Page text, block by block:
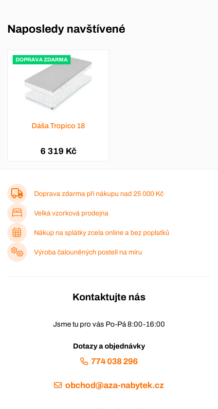
Naposledy navštívené
DOPRAVA ZDARMA
Dáša Tropico 18
6 319 Kč
Doprava zdarma při nákupu nad 25 000 Kč
Velká vzorková prodejna
Nákup na splátky zcela online a bez poplatků
Výroba čalouněných postelí na míru
Kontaktujte nás
Jsme tu pro vás Po-Pá 8:00-16:00
Dotazy a objednávky
774 038 296
obchod@aza-nabytek.cz